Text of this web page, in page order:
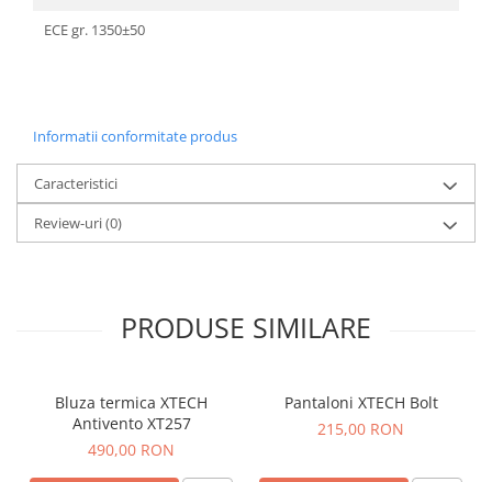
ECE gr. 1350±50
Informatii conformitate produs
Caracteristici
Review-uri(0)
PRODUSE SIMILARE
Bluza termica XTECH
Antivento XT257
490,00 RON
Pantaloni XTECH Bolt
215,00 RON